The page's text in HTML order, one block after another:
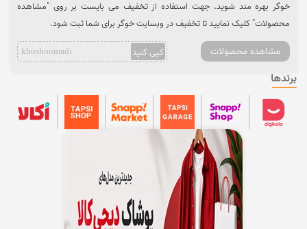
خوگر بهره مند شوید. جهت استفاده از تخفیف می بایست بر روی "مشاهده
محصولات" کلیک نمایید تا تخفیف در وبسایت خوگر برای شما ثبت شود.
مشاهده محصولات کپی کنید khoshoomadi
برندها